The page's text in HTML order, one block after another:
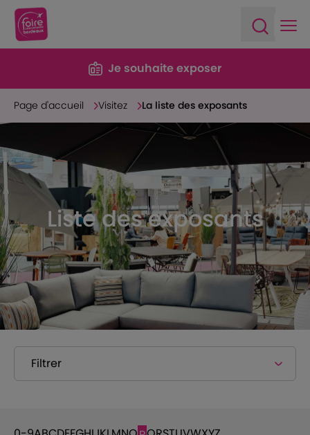
Je souhaite exposer
Page d'accueil Visitez La liste des exposants
Liste des exposants
Filtrer